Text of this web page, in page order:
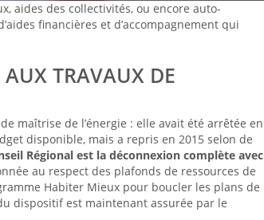
aides des collectivités, ou encore auto-
financières et d’accompagnement qui
AUX TRAVAUX DE
maîtrise de l’énergie : elle avait été arrêtée en
disponible, mais a repris en 2015 selon de
Régional est la déconnexion complète avec
au respect des plafonds de ressources de
Habiter Mieux pour boucler les plans de
dispositif est maintenant assurée par le